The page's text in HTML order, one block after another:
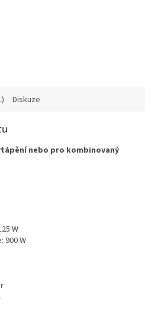
Diskuze
nebo pro kombinovaný
W
900 W